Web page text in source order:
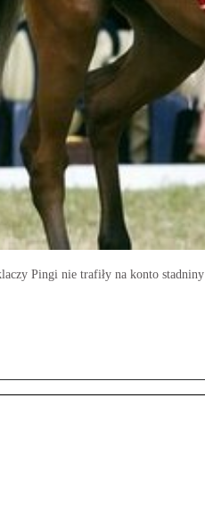
Pingi nie trafiły na konto stadniny